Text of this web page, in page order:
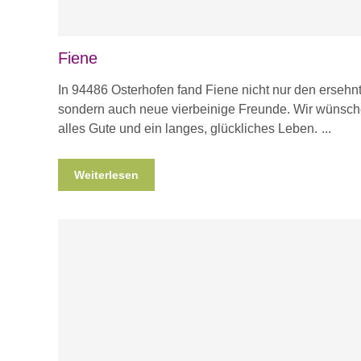
Fiene
In 94486 Osterhofen fand Fiene nicht nur den
sondern auch neue vierbeinige Freunde. Wir
alles Gute und ein langes, glückliches Leben.
Weiterlesen